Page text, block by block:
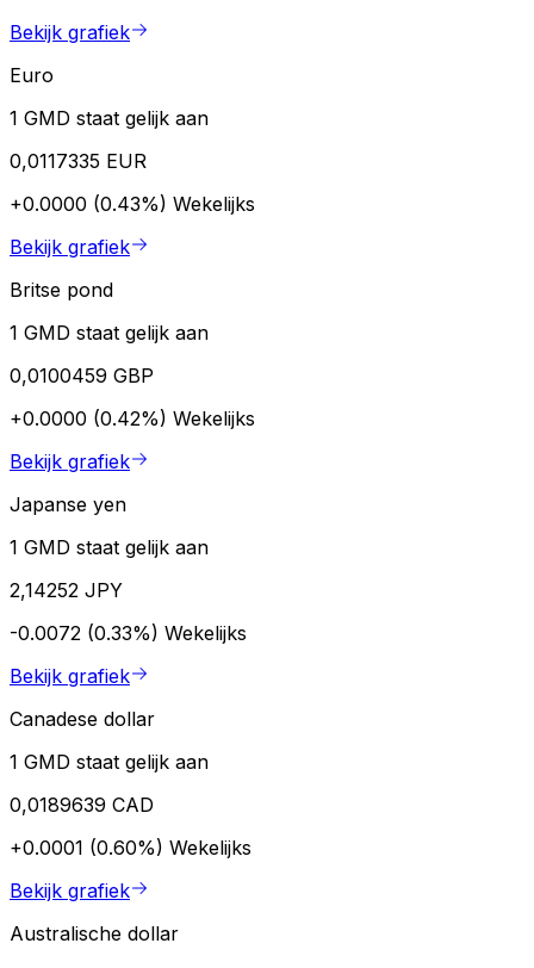
Bekijk grafiek
Euro
1 GMD staat gelijk aan
0,0117335 EUR
+0.0000 (0.43%) Wekelijks
Bekijk grafiek
Britse pond
1 GMD staat gelijk aan
0,0100459 GBP
+0.0000 (0.42%) Wekelijks
Bekijk grafiek
Japanse yen
1 GMD staat gelijk aan
2,14252 JPY
-0.0072 (0.33%) Wekelijks
Bekijk grafiek
Canadese dollar
1 GMD staat gelijk aan
0,0189639 CAD
+0.0001 (0.60%) Wekelijks
Bekijk grafiek
Australische dollar